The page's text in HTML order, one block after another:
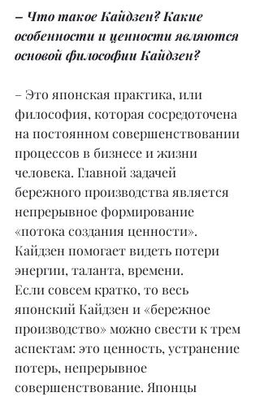
– Что такое Кайдзен? Какие
особенности и ценности являются
основой философии Кайдзен?
– Это японская практика, или
философия, которая сосредоточена
на постоянном совершенствовании
процессов в бизнесе и жизни
человека. Главной задачей
бережного производства является
непрерывное формирование
«потока создания ценности».
Кайдзен помогает видеть потери
энергии, таланта, времени.
Если совсем кратко, то весь
японский Кайдзен и «бережное
производство» можно свести к трем
аспектам: это ценность, устранение
потерь, непрерывное
совершенствование. Японцы